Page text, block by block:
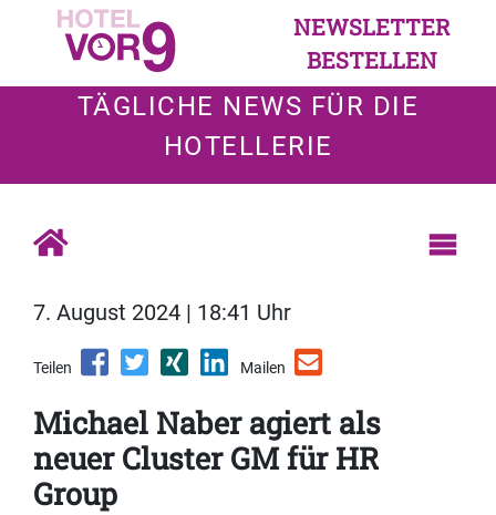
NEWSLETTER
BESTELLEN
TÄGLICHE NEWS FÜR DIE
HOTELLERIE
7. August 2024 | 18:41 Uhr
Teilen Mailen
Michael Naber agiert als
neuer Cluster GM für HR
Group